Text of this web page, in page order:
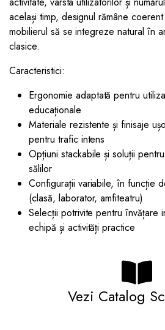
același timp, designul rămâne
mobilierul să se integreze natural în
clasice.
Caracteristici:
Ergonomie adaptată pentru
educaționale
Materiale rezistente și finisaje
pentru trafic intens
Opțiuni stackabile și soluții
sălilor
Configurații variabile, în funcție
(clasă, laborator, amfiteatru)
Selecții potrivite pentru învățare
echipă și activități practice
Vezi Catalog